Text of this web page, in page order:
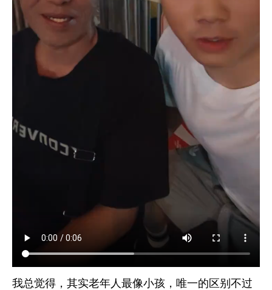
我总觉得，其实老年人最像小孩，唯一的区别不过